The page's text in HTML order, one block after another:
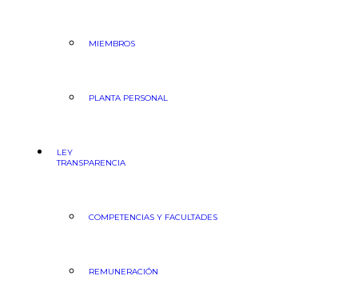
MIEMBROS
PLANTA PERSONAL
LEY
TRANSPARENCIA
COMPETENCIAS Y FACULTADES
REMUNERACIÓN